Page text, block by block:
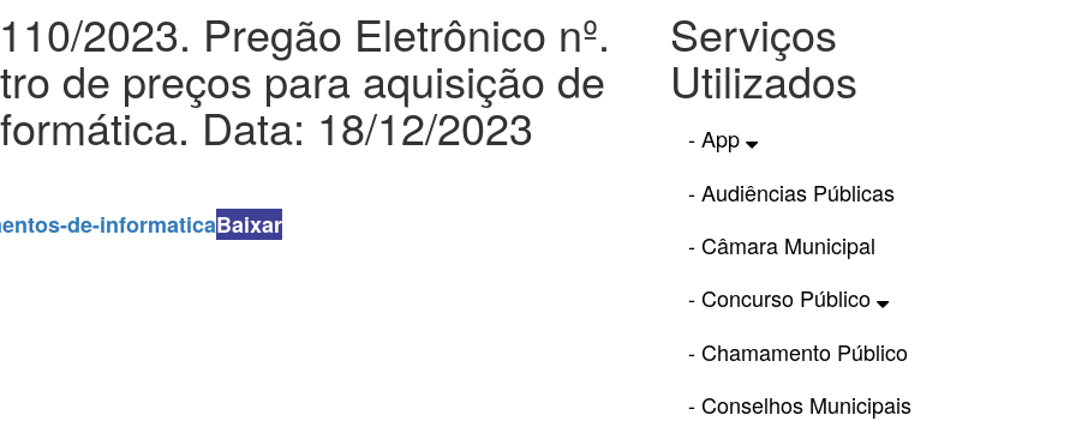
2023. Pregão Eletrônico nº.
de preços para aquisição de
Data: 18/12/2023
de-informaticaBaixar
Serviços
Utilizados
- App
- Audiências Públicas
- Câmara Municipal
- Concurso Público
- Chamamento Público
- Conselhos Municipais